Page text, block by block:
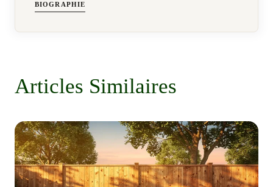
BIOGRAPHIE
Articles Similaires